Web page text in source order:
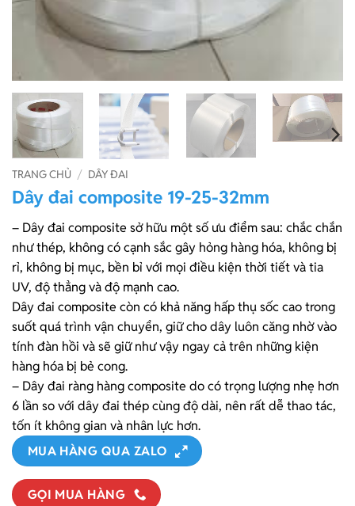
TRANG CHỦ / DÂY ĐAI
Dây đai composite 19-25-32mm
– Dây đai composite sở hữu một số ưu điểm sau: chắc chắn
như thép, không có cạnh sắc gây hỏng hàng hóa, không bị
rỉ, không bị mục, bền bỉ với mọi điều kiện thời tiết và tia
UV, độ thẳng và độ mạnh cao.
Dây đai composite còn có khả năng hấp thụ sốc cao trong
suốt quá trình vận chuyển, giữ cho dây luôn căng nhờ vào
tính đàn hồi và sẽ giữ như vậy ngay cả trên những kiện
hàng hóa bị bẻ cong.
– Dây đai ràng hàng composite do có trọng lượng nhẹ hơn
6 lần so với dây đai thép cùng độ dài, nên rất dễ thao tác,
tốn ít không gian và nhân lực hơn.
MUA HÀNG QUA ZALO
GỌI MUA HÀNG